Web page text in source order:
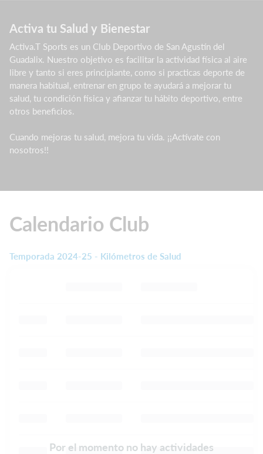
Activa tu Salud y Bienestar
Activa.T Sports es un Club Deportivo de San Agustín del
Guadalix. Nuestro objetivo es facilitar la actividad física al aire
libre y tanto si eres principiante, como si practicas deporte de
manera habitual, entrenar en grupo te ayudará a mejorar tu
salud, tu condición física y afianzar tu hábito deportivo, entre
otros beneficios.
Cuando mejoras tu salud, mejora tu vida. ¡¡Actívate con
nosotros!!
Calendario Club
Temporada 2024-25 - Kilómetros de Salud
Por el momento no hay actividades